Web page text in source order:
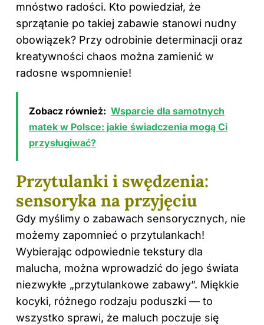
mnóstwo radości. Kto powiedział, że
sprzątanie po takiej zabawie stanowi nudny
obowiązek? Przy odrobinie determinacji oraz
kreatywności chaos można zamienić w
radosne wspomnienie!
Zobacz również: Wsparcie dla samotnych
matek w Polsce: jakie świadczenia mogą Ci
przysługiwać?
Przytulanki i swędzenia:
sensoryka na przyjęciu
Gdy myślimy o zabawach sensorycznych, nie
możemy zapomnieć o przytulankach!
Wybierając odpowiednie tekstury dla
malucha, można wprowadzić do jego świata
niezwykłe „przytulankowe zabawy”. Miękkie
kocyki, różnego rodzaju poduszki — to
wszystko sprawi, że maluch poczuje się